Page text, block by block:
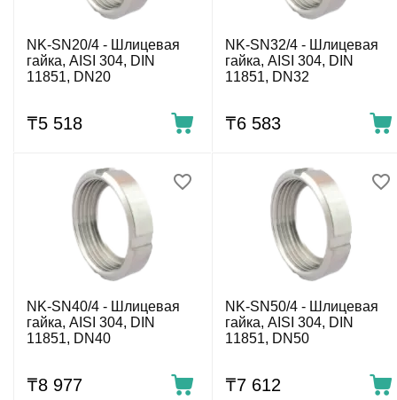
NK-SN20/4 - Шлицевая
гайка, AISI 304, DIN
11851, DN20
₸5 518
NK-SN32/4 - Шлицевая
гайка, AISI 304, DIN
11851, DN32
₸6 583
NK-SN40/4 - Шлицевая
гайка, AISI 304, DIN
11851, DN40
₸8 977
NK-SN50/4 - Шлицевая
гайка, AISI 304, DIN
11851, DN50
₸7 612